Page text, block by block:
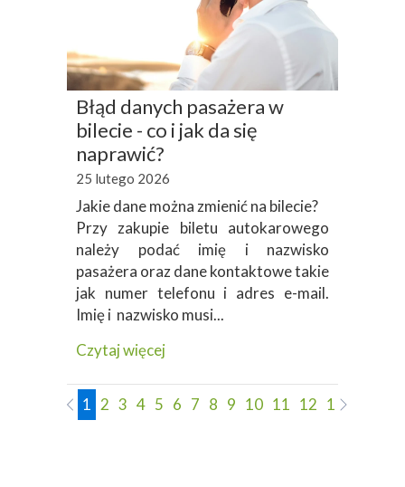
Błąd danych pasażera w
bilecie - co i jak da się
naprawić?
25 lutego 2026
Jakie dane można zmienić na bilecie?
Przy zakupie biletu autokarowego
należy podać imię i nazwisko
pasażera oraz dane kontaktowe takie
jak numer telefonu i adres e-mail.
Imię i nazwisko musi...
Czytaj więcej
1 2 3 4 5 6 7 8 9 10 11 12 13